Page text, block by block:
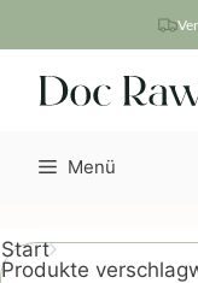
Inhalt
springen
Menü
Start
Produkte